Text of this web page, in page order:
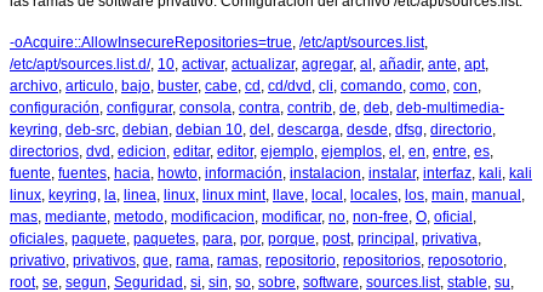
-oAcquire::AllowInsecureRepositories=true /etc/apt/sources.list,
/etc/apt/sources.list.d/, 10 activar, actualizar, agregar, al añadir, ante apt,
archivo articulo bajo buster, cabe cd cd/dvd cli comando como con
configuración configurar, consola contra contrib de deb deb-multimedia-
keyring deb-src debian debian 10 del descarga desde dfsg directorio
directorios dvd edicion editar, editor, ejemplo ejemplos el en entre es
fuente fuentes hacia howto información instalacion instalar, interfaz kali kali
linux keyring la linea linux linux mint, llave local locales los main manual
mas mediante metodo modificacion modificar, no non-free O oficial
oficiales paquete paquetes para por, porque post, principal privativa
privativo privativos que rama ramas repositorio repositorios reposotorio
root, se segun Seguridad si sin so sobre software sources.list, stable su